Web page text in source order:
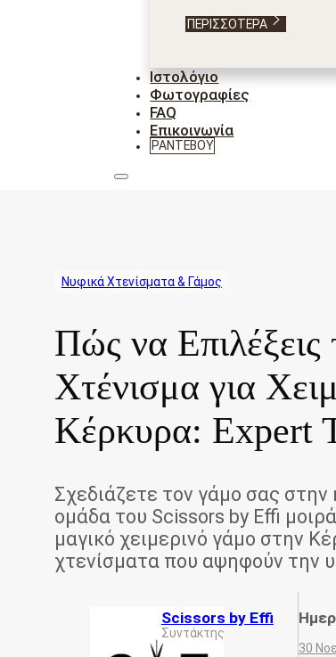
ΠΕΡΙΣΣΌΤΕΡΑ
Ιστολόγιο
Φωτογραφίες
FAQ
Επικοινωνία
ΡΑΝΤΕΒΟΎ
Νυφικά Χτενίσματα & Γάμος
Πώς να Επιλέξεις
Χτένισμα για
Κέρκυρα: Expert
Σχεδιάζετε τον γάμο σας
ομάδα του Scissors by Effi
μαγικό χειμερινό γάμο στην
χτενίσματα που αψηφούν την
Scissors by Effi
Συντάκτης
30